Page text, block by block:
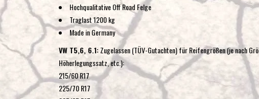
Hochqualitative Off Road Felge
Traglast 1200 kg
Made in Germany
VW T5,6, 6.1:Zugelassen (TÜV-Gutachten) für Reifengrößen (je nach
Höherlegungssatz, etc.):
215/60 R17
225/70 R17